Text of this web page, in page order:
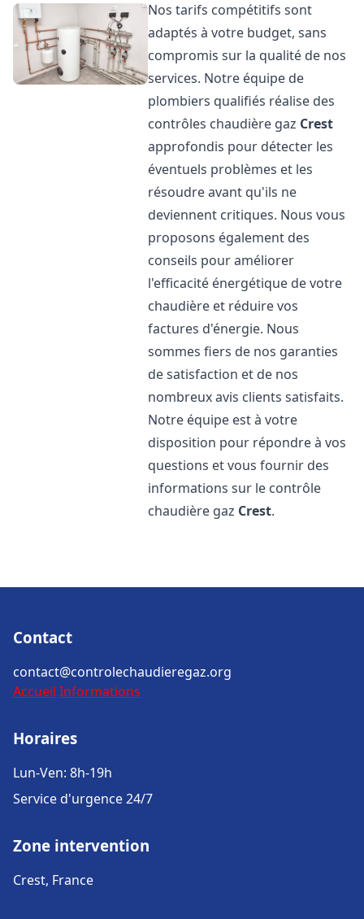
Nos tarifs compétitifs sont
adaptés à votre budget, sans
compromis sur la qualité de nos
services. Notre équipe de
plombiers qualifiés réalise des
contrôles chaudière gaz Crest
approfondis pour détecter les
éventuels problèmes et les
résoudre avant qu'ils ne
deviennent critiques. Nous vous
proposons également des
conseils pour améliorer
l'efficacité énergétique de votre
chaudière et réduire vos
factures d'énergie. Nous
sommes fiers de nos garanties
de satisfaction et de nos
nombreux avis clients satisfaits.
Notre équipe est à votre
disposition pour répondre à vos
questions et vous fournir des
informations sur le contrôle
chaudière gaz Crest.
Contact
contact@controlechaudieregaz.org
Accueil Informations
Horaires
Lun-Ven: 8h-19h
Service d'urgence 24/7
Zone intervention
Crest, France